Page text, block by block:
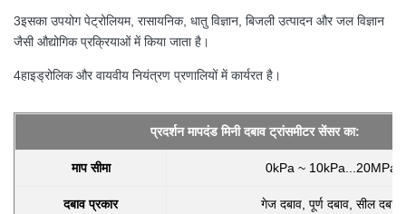
3इसका उपयोग पेट्रोलियम, रासायनिक, धातु विज्ञान, बिजली उत्पादन और जल विज्ञान
जैसी औद्योगिक प्रक्रियाओं में किया जाता है।
4हाइड्रोलिक और वायवीय नियंत्रण प्रणालियों में कार्यरत है।
प्रदर्शन मापदंड मिनी दबाव ट्रांसमीटर सेंसर का:
माप सीमा 0kPa ~ 10kPa...20MPa
दबाव प्रकार गेज दबाव, पूर्ण दबाव, सील दबाव